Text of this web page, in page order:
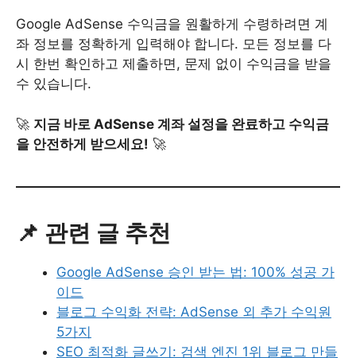
Google AdSense 수익금을 원활하게 수령하려면 계
좌 정보를 정확하게 입력해야 합니다. 모든 정보를 다
시 한번 확인하고 제출하면, 문제 없이 수익금을 받을
수 있습니다.
🚀 지금 바로 AdSense 계좌 설정을 완료하고 수익금
을 안전하게 받으세요! 🚀
📌 관련 글 추천
Google AdSense 승인 받는 법: 100% 성공 가
이드
블로그 수익화 전략: AdSense 외 추가 수익원
5가지
SEO 최적화 글쓰기: 검색 엔진 1위 블로그 만들